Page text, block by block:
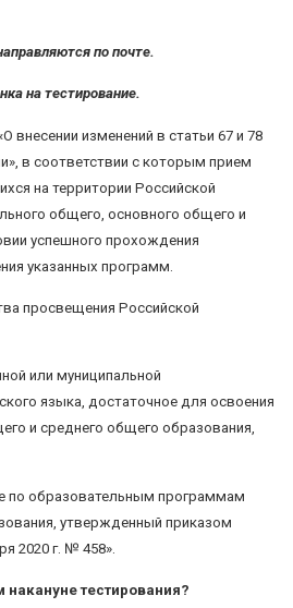
по почте.
на тестирование.
внесении изменений в статьи 67 и 78
в соответствии с которым прием
на территории Российской
общего, основного общего и
успешного прохождения
указанных программ.
просвещения Российской
или муниципальной
языка, достаточное для освоения
и среднего общего образования,
образовательным программам
утвержденный приказом
2020 г. № 458».
тестирования?